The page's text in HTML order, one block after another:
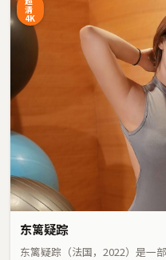
清
4K
东篱疑踪
东篱疑踪（法国，2022）是一